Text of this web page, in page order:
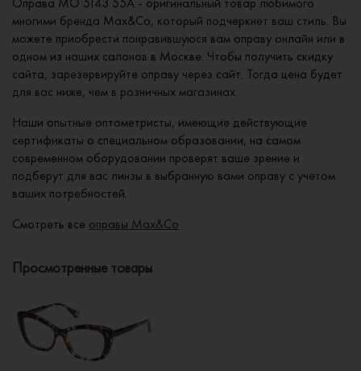
многими бренда Max&Co, который подчеркнет ваш стиль. Вы
можете приобрести понравившуюся вам оправу онлайн или в
одном из наших салонов в Москве. Чтобы получить скидку
сайта, зарезервируйте оправу через сайт. Тогда цена будет
для вас ниже, чем в розничных магазинах.
Наши опытные оптометристы, имеющие действующие
сертификаты о специальном образовании, на самом
современном оборудовании проверят ваше зрение и
подберут для вас линзы в выбранную вами оправу с учетом
ваших потребностей.
Смотреть все оправы Max&Co
Просмотренные товары